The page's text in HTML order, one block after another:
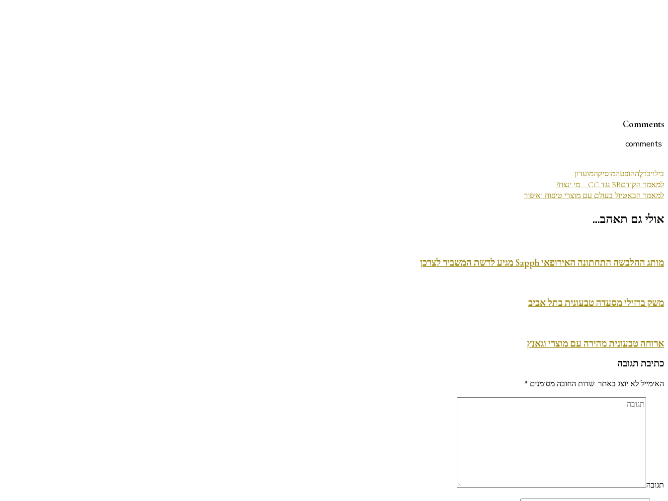
Comments
בילויבּרלֶההופעהמוסיקהמועדון
ניווט
בפוסטים
למאמר הקודםBB נגד CC – מי ינצח?
למאמר הבאטיול בעולם עם מוצרי טיפוח ואיפור
אולי גם תאהב...
מותג ההלבשה התחתונה האירופאי Sapph מגיע לרשת המשביר לצרכן
משק ברזילי מסעדה טבעונית בתל אביב
ארוחה טבעונית מהירה עם מוצרי וגאנץ
כתיבת תגובה
האימייל לא יוצג באתר.שדות החובה מסומנים *
תגובה